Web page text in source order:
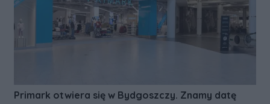
Primark otwiera się w Bydgoszczy. Znamy datę